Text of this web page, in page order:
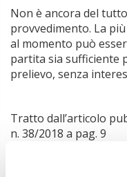
Non è ancora del
provvedimento. La
al momento può
partita sia sufficiente
prelievo, senza
Tratto dall’articolo
n. 38/2018 a pag. 9